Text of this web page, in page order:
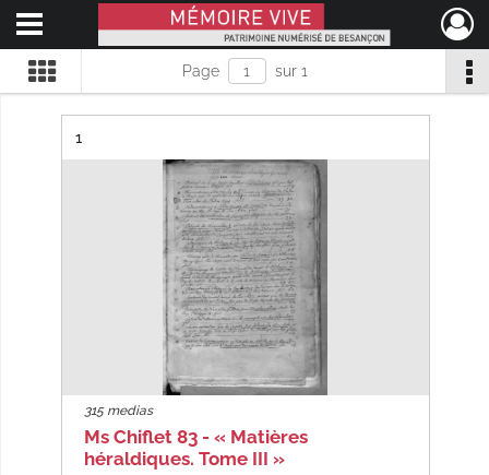
Mémoire Vive patrimoine numérisé de Besançon
Ouvrir le menu déroulant
Page sur 1
Résultat n°
1
315 medias
Ms Chiflet 83 - « Matières
héraldiques. Tome III »